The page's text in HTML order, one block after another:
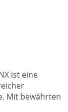
ist eine
Mit bewährten